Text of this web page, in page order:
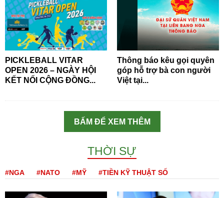
PICKLEBALL VITAR
OPEN 2026 – NGÀY HỘI
KẾT NỐI CỘNG ĐỒNG...
Thông báo kêu gọi quyên
góp hỗ trợ bà con người
Việt tại...
BẤM ĐỂ XEM THÊM
THỜI SỰ
#NGA #NATO #MỸ #TIỀN KỸ THUẬT SỐ